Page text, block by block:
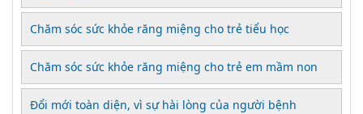
Chăm sóc sức khỏe răng miệng cho trẻ tiểu học
Chăm sóc sức khỏe răng miệng cho trẻ em mầm non
Đổi mới toàn diện, vì sự hài lòng của người bệnh